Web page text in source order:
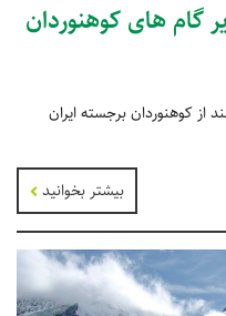
زیر گام های کوهنوردان
کوهنوردان برجسته ایران
بیشتر بخوانید